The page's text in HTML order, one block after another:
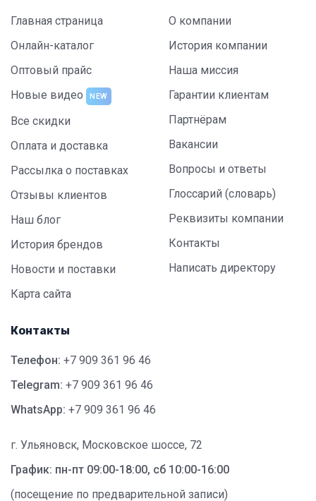
Главная страница
Онлайн-каталог
Оптовый прайс
Новые видео
NEW
Все скидки
Оплата и доставка
Рассылка о поставках
Отзывы клиентов
Наш блог
История брендов
Новости и поставки
Карта сайта
О компании
История компании
Наша миссия
Гарантии клиентам
Партнёрам
Вакансии
Вопросы и ответы
Глоссарий (словарь)
Реквизиты компании
Контакты
Написать директору
Контакты
Телефон: +7 909 361 96 46
Telegram: +7 909 361 96 46
WhatsApp: +7 909 361 96 46
г. Ульяновск, Московское шоссе, 72
График: пн-пт 09:00-18:00, сб 10:00-16:00
(посещение по предварительной записи)